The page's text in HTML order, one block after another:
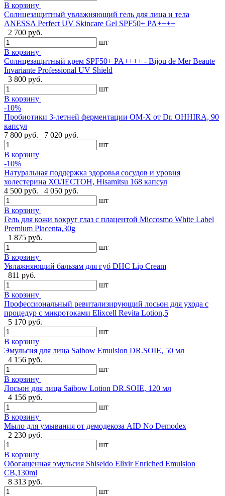
В корзину
Солнцезащитный увлажняющий гель для лица и тела
ANESSA Perfect UV Skincare Gel SPF50+ PA++++
2 700 руб.
шт
В корзину
Cолнцезащитный крем SPF50+ PA++++ - Bijou de Mer Beaute
Invariante Professional UV Shield
3 800 руб.
шт
В корзину
-10%
Пробиотики 3-летней ферментации OM-X от Dr. OHHIRA, 90
капсул
7 800 руб.
7 020 руб.
шт
В корзину
-10%
Натуральная поддержка здоровья сосудов и уровня
холестерина ХОЛЕСТОН, Hisamitsu 168 капсул
4 500 руб.
4 050 руб.
шт
В корзину
Гель для кожи вокруг глаз с плацентой Miccosmo White Label
Premium Placenta,30g
1 875 руб.
шт
В корзину
Увлажняющий бальзам для губ DHC Lip Cream
811 руб.
шт
В корзину
Профессиональный ревитализирующий лосьон для ухода с
процедур с микротоками Elixcell Revita Lotion,5
5 170 руб.
шт
В корзину
Эмульсия для лица Saibow Emulsion DR.SOIE, 50 мл
4 156 руб.
шт
В корзину
Лосьон для лица Saibow Lotion DR.SOIE, 120 мл
4 156 руб.
шт
В корзину
Мыло для умывания от демодекоза AID No Demodex
2 230 руб.
шт
В корзину
Обогащенная эмульсия Shiseido Elixir Enriched Emulsion
CB,130ml
8 313 руб.
шт